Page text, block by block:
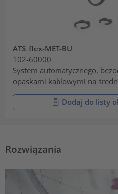
ATS_flex-MET-BU
102-60000
System automatycznego,
opaskami kablowymi na
Dodaj do listy
Rozwiązania